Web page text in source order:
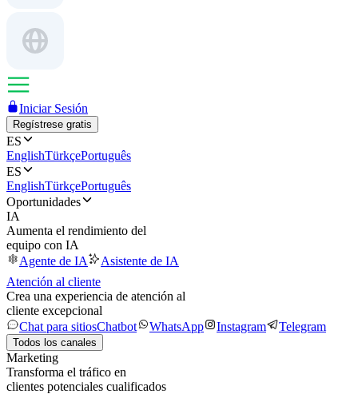
Iniciar Sesión
Regístrese gratis
ES
EnglishTürkçePortuguês
ES
EnglishTürkçePortuguês
Oportunidades
IA
Aumenta el rendimiento del
equipo con IA
Agente de IA
Asistente de IA
Atención al cliente
Crea una experiencia de atención al
cliente excepcional
Chat para sitiosChatbot WhatsApp Instagram Telegram
Todos los canales
Marketing
Transforma el tráfico en
clientes potenciales cualificados